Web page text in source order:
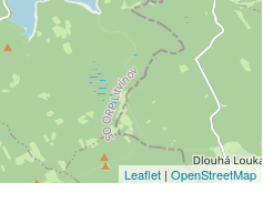
Leaflet | OpenStreetMap